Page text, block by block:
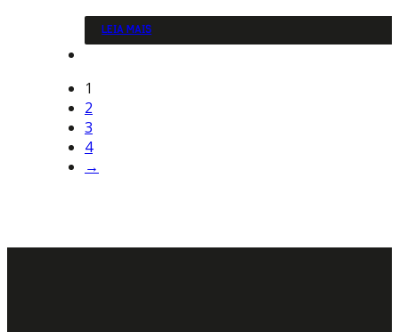
LEIA MAIS
1
2
3
4
→